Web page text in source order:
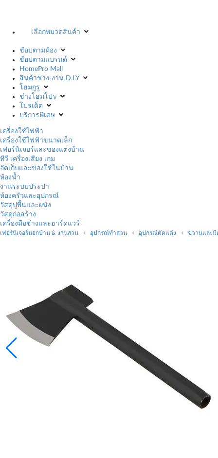
เลือกหมวดสินค้า
ช้อปตามห้อง
ช้อปตามแบรนด์
HomePro Mall
สินค้าช่าง-งาน D.I.Y
โฮมกูรู
ช่างโฮมโปร
โปรเด็ด
บริการพิเศษ
เครื่องใช้ไฟฟ้า
เครื่องใช้ไฟฟ้าขนาดเล็ก
เฟอร์นิเจอร์และของแต่งบ้าน
ทีวี เครื่องเสียง เกม
จัดเก็บและของใช้ในบ้าน
ห้องน้ำ
งานระบบประปา
ห้องครัวและอุปกรณ์
วัสดุปูพื้นและผนัง
วัสดุก่อสร้าง
เครื่องมือช่างและฮาร์ดแวร์
เฟอร์นิเจอร์นอกบ้าน & งานสวน อุปกรณ์ทำสวน อุปกรณ์ตัดแต่ง ขวานและ